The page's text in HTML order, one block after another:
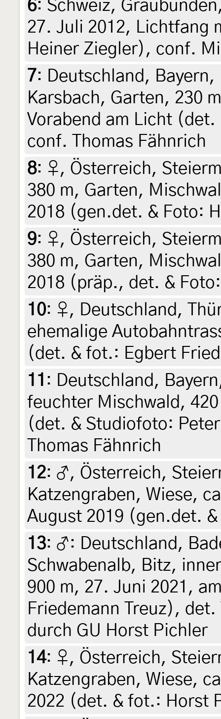
6: Schweiz,
27. Juli 2012, Lichtfang
Heiner Ziegler), conf.
7: Deutschland,
Karsbach, Garten, 230
Vorabend am Licht
conf. Thomas Fähnrich
8: ♀, Österreich,
380 m, Garten,
2018 (gen.det. & Foto:
9: ♀, Österreich,
380 m, Garten,
2018 (präp., det. &
10: ♀, Deutschland,
ehemalige
(det. & fot.: Egbert
11 : Deutschland,
feuchter Mischwald,
(det. & Studiofoto:
Thomas Fähnrich
12: ♂, Österreich,
Katzengraben, Wiese,
August 2019 (gen.det.
13: ♂: Deutschland,
Schwabenalb, Bitz,
900 m, 27. Juni 2021,
Friedemann Treuz),
durch GU Horst Pichler
14: ♀, Österreich,
Katzengraben, Wiese,
2022 (det. & fot.: Horst